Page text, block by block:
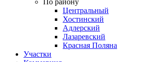
По району
Центральный
Хостинский
Адлерский
Лазаревский
Красная Поляна
Участки